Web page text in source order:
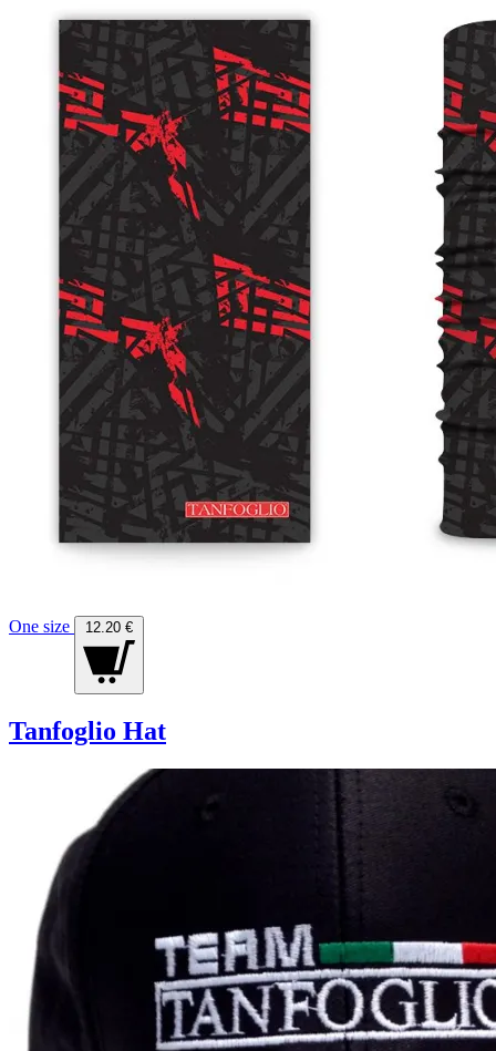
One size 12.20 €
Tanfoglio Hat